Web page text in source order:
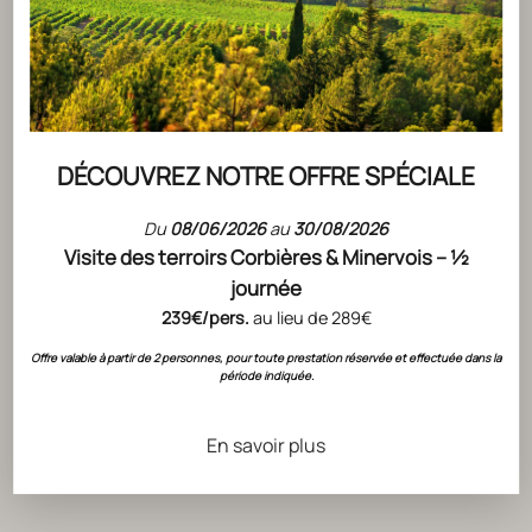
DÉCOUVREZ NOTRE OFFRE SPÉCIALE
Du08/06/2026au30/08/2026
Visite des terroirs Corbières & Minervois – ½
journée
239€/pers. au lieu de 289€
Offre valable à partir de 2 personnes, pour toute prestation réservée et effectuée dans la
période indiquée.
En savoir plus